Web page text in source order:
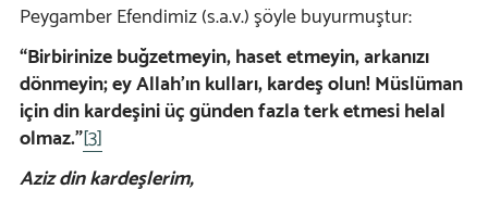
Peygamber Efendimiz (s.a.v.) şöyle buyurmuştur:
“Birbirinize buğzetmeyin, haset etmeyin, arkanızı
dönmeyin; ey Allah’ın kulları, kardeş olun! Müslüman
için din kardeşini üç günden fazla terk etmesi helal
olmaz.”[3]
Aziz din kardeşlerim,